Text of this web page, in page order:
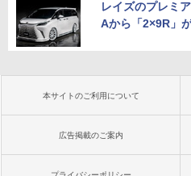
レイズのプレミ
Aから「2×9R」
本サイトのご利用について
広告掲載のご案内